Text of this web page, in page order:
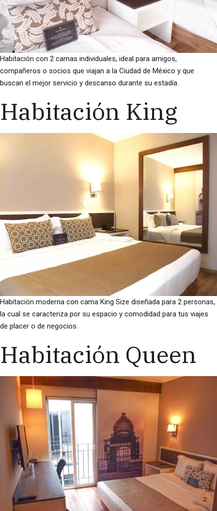
Habitación con 2 camas individuales, ideal para amigos,
compañeros o socios que viajan a la Ciudad de México y que
buscan el mejor servicio y descanso durante su estadía.
Habitación King
Habitación moderna con cama King Size diseñada para 2 personas,
la cual se caracteriza por su espacio y comodidad para tus viajes
de placer o de negocios.
Habitación Queen